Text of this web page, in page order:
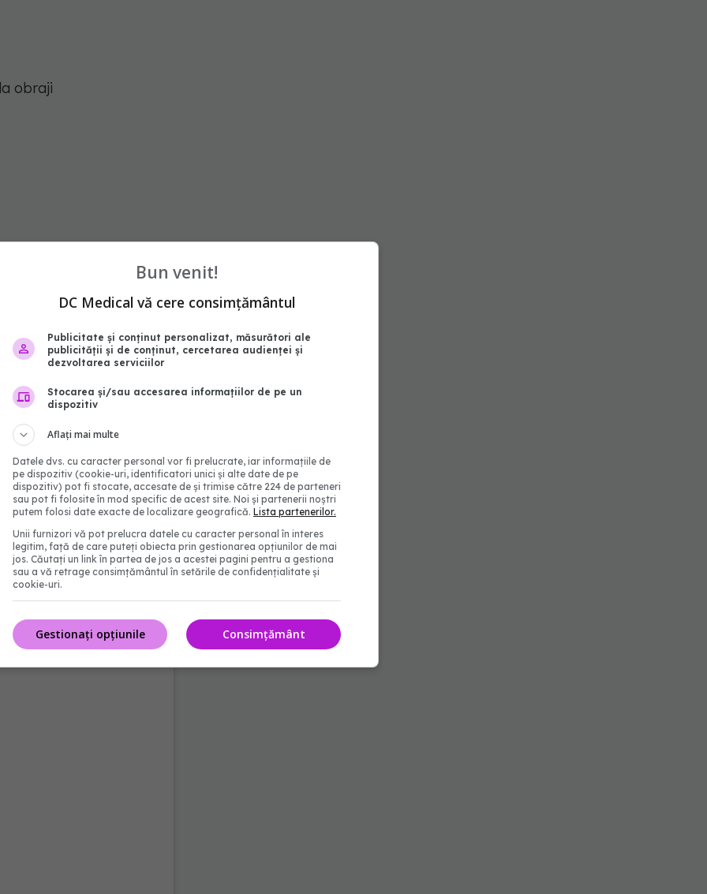
obraji
rară se nasc „fără pomeți, cu microtie,
îngust”, evidențiază în Asociație. Toate acestea îi
uscăciune, tulburări digestive, dificultăți în
primirea unui tratament multidisciplinar
multe dintre problemele de sănătate cauzate
abordarea psihologică poate fi esențială.
Bun venit!
DC Medical vă cere consimțământul
Publicitate și conținut personalizat, măsurători ale
publicității și de conținut, cercetarea audienței și
dezvoltarea serviciilor
Stocarea și/sau accesarea informațiilor de pe un
dispozitiv
Aflați mai multe
Datele dvs. cu caracter personal vor fi prelucrate, iar informațiile de
pe dispozitiv (cookie-uri, identificatori unici și alte date de pe
dispozitiv) pot fi stocate, accesate de și trimise către 224 de parteneri
sau pot fi folosite în mod specific de acest site. Noi și partenerii noștri
putem folosi date exacte de localizare geografică. Lista partenerilor.
Unii furnizori vă pot prelucra datele cu caracter personal în interes
legitim, față de care puteți obiecta prin gestionarea opțiunilor de mai
jos. Căutați un link în partea de jos a acestei pagini pentru a gestiona
sau a vă retrage consimțământul în setările de confidențialitate și
cookie-uri.
Consimțământ
Gestionați opțiunile